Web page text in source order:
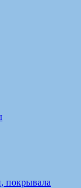
покрывала